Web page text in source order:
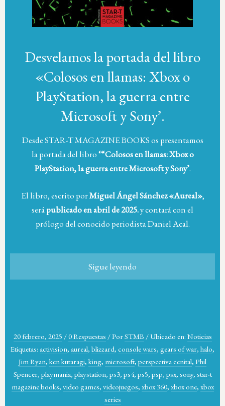
Desvelamos la portada del libro
«Colosos en llamas: Xbox o
PlayStation, la guerra entre
Microsoft y Sony’.
Desde STAR-T MAGAZINE BOOKS os presentamos
la portada del libro‘“Colosos en llamas: Xbox o
PlayStation, la guerra entre Microsoft y Sony’.
El libro, escrito porMiguel Ángel Sánchez «Aureal»,
serápublicado en abril de 2025.y contará con el
prólogo del conocido periodista Daniel Acal.
Sigue leyendo
20 febrero, 2025 /0 Respuestas /PorSTMB / Ubicado en: Noticias
Etiquetas: activision, aureal, blizzard, console wars, gears of war, halo,
Jim Ryan, ken kutaragi, king, microsoft, perspectiva cenital, Phil
Spencer, playmania, playstation, ps3, ps4, ps5, psp, psx, sony, star-t
magazine books, video games, videojuegos, xbox 360, xbox one, xbox
series